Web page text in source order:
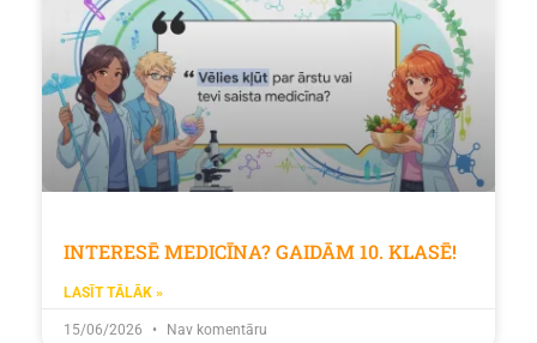
INTERESĒ MEDICĪNA? GAIDĀM 10. KLASĒ!
LASĪT TĀLĀK »
15/06/2026 Nav komentāru